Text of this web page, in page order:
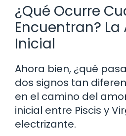
¿Qué Ocurre
Encuentran?
Inicial
Ahora bien, ¿qué
dos signos tan
en el camino del
inicial entre Piscis y
electrizante.